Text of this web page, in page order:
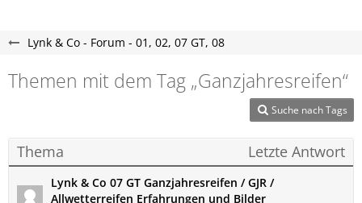
Lynk & Co - Forum - 01, 02, 07 GT, 08
Themen mit dem Tag „Ganzjahresreifen“
Suche nach Tags
Thema Letzte Antwort
Lynk & Co 07 GT Ganzjahresreifen / GJR /
Allwetterreifen Erfahrungen und Bilder